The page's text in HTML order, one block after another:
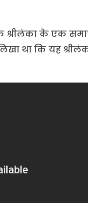
श्रीलंका के एक
था कि यह